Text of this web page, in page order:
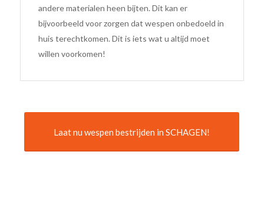
andere materialen heen bijten. Dit kan er
bijvoorbeeld voor zorgen dat wespen onbedoeld in
huis terechtkomen. Dit is iets wat u altijd moet
willen voorkomen!
Laat nu wespen bestrijden in SCHAGEN!